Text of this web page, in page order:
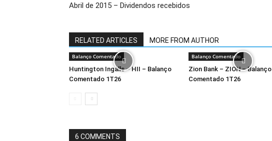
Abril de 2015 – Dividendos recebidos
RELATED ARTICLES MORE FROM AUTHOR
Balanço Comentado
Huntington Ingalls – HII – Balanço
Comentado 1T26
Balanço Comentado
Zion Bank – ZION – Balanço
Comentado 1T26
6 COMMENTS